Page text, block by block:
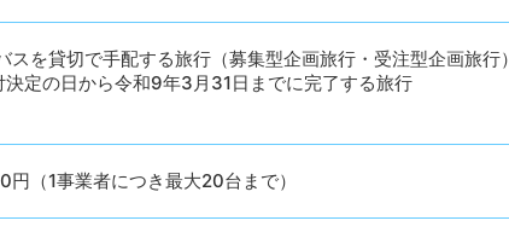
スを貸切で手配する旅行（募集型企画旅行・受注型企画旅行）
定の日から令和9年3月31日までに完了する旅行
（1事業者につき最大20台まで）